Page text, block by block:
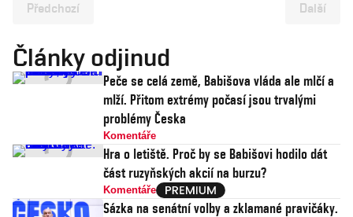
Předchozí Další
Články odjinud
Peče se celá země, Babišova vláda ale mlčí a
mlží. Přitom extrémy počasí jsou trvalými
problémy Česka
Komentáře
Hra o letiště. Proč by se Babišovi hodilo dát
část ruzyňských akcií na burzu?
Komentáře
Sázka na senátní volby a zklamané pravičáky.